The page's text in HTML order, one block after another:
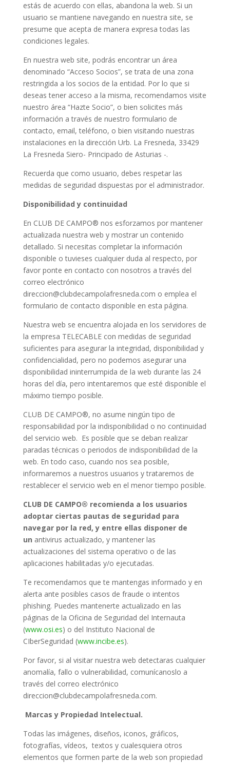
estás de acuerdo con ellas, abandona la web. Si un
usuario se mantiene navegando en nuestra site, se
presume que acepta de manera expresa todas las
condiciones legales.
En nuestra web site, podrás encontrar un área
denominado “Acceso Socios”, se trata de una zona
restringida a los socios de la entidad. Por lo que si
deseas tener acceso a la misma, recomendamos visite
nuestro área “Hazte Socio”, o bien solicites más
información a través de nuestro formulario de
contacto, email, teléfono, o bien visitando nuestras
instalaciones en la dirección Urb. La Fresneda, 33429
La Fresneda Siero- Principado de Asturias -.
Recuerda que como usuario, debes respetar las
medidas de seguridad dispuestas por el administrador.
Disponibilidad y continuidad
En CLUB DE CAMPO® nos esforzamos por mantener
actualizada nuestra web y mostrar un contenido
detallado. Si necesitas completar la información
disponible o tuvieses cualquier duda al respecto, por
favor ponte en contacto con nosotros a través del
correo electrónico
direccion@clubdecampolafresneda.com o emplea el
formulario de contacto disponible en esta página.
Nuestra web se encuentra alojada en los servidores de
la empresa TELECABLE con medidas de seguridad
suficientes para asegurar la integridad, disponibilidad y
confidencialidad, pero no podemos asegurar una
disponibilidad ininterrumpida de la web durante las 24
horas del día, pero intentaremos que esté disponible el
máximo tiempo posible.
CLUB DE CAMPO®, no asume ningún tipo de
responsabilidad por la indisponibilidad o no continuidad
del servicio web. Es posible que se deban realizar
paradas técnicas o periodos de indisponibilidad de la
web. En todo caso, cuando nos sea posible,
informaremos a nuestros usuarios y trataremos de
restablecer el servicio web en el menor tiempo posible.
CLUB DE CAMPO® recomienda a los usuarios
adoptar ciertas pautas de seguridad para
navegar por la red, y entre ellas disponer de
un antivirus actualizado, y mantener las
actualizaciones del sistema operativo o de las
aplicaciones habilitadas y/o ejecutadas.
Te recomendamos que te mantengas informado y en
alerta ante posibles casos de fraude o intentos
phishing. Puedes mantenerte actualizado en las
páginas de la Oficina de Seguridad del Internauta
(www.osi.es) o del Instituto Nacional de
CIberSeguridad (www.incibe.es).
Por favor, si al visitar nuestra web detectaras cualquier
anomalía, fallo o vulnerabilidad, comunícanoslo a
través del correo electrónico
direccion@clubdecampolafresneda.com.
Marcas y Propiedad Intelectual.
Todas las imágenes, diseños, iconos, gráficos,
fotografías, vídeos, textos y cualesquiera otros
elementos que formen parte de la web son propiedad